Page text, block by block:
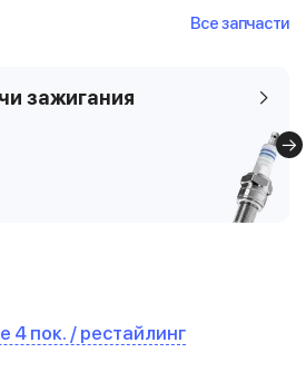
Все запчасти
зажигания
4 пок. / рестайлинг